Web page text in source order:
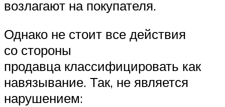
возлагают на покупателя.
Однако не стоит все действия
со стороны
продавца классифицировать как
навязывание. Так, не является
нарушением: